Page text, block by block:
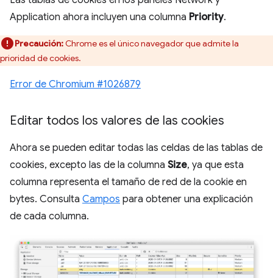
Application ahora incluyen una columna Priority.
Precaución:Chrome es el único navegador que admite la
prioridad de cookies.
Error de Chromium #1026879
Editar todos los valores de las cookies
Ahora se pueden editar todas las celdas de las tablas de
cookies, excepto las de la columna Size, ya que esta
columna representa el tamaño de red de la cookie en
bytes. Consulta Campos para obtener una explicación
de cada columna.